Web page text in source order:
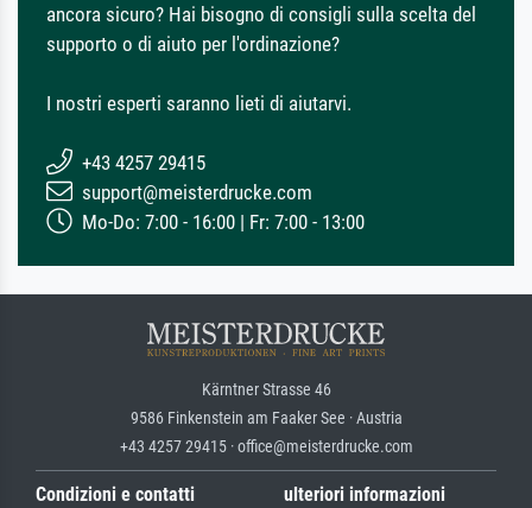
ancora sicuro? Hai bisogno di consigli sulla scelta del
supporto o di aiuto per l'ordinazione?
I nostri esperti saranno lieti di aiutarvi.
+43 4257 29415
support@meisterdrucke.com
Mo-Do: 7:00 - 16:00 | Fr: 7:00 - 13:00
Kärntner Strasse 46
9586 Finkenstein am Faaker See · Austria
+43 4257 29415 · office@meisterdrucke.com
Condizioni e contatti ulteriori informazioni